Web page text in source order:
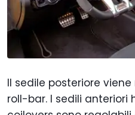
Il sedile posteriore
roll-bar. I sedili anteriori